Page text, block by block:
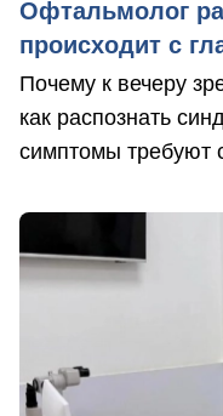
Офтальмолог
происходит с
Почему к вечеру
как распознать
симптомы требуют